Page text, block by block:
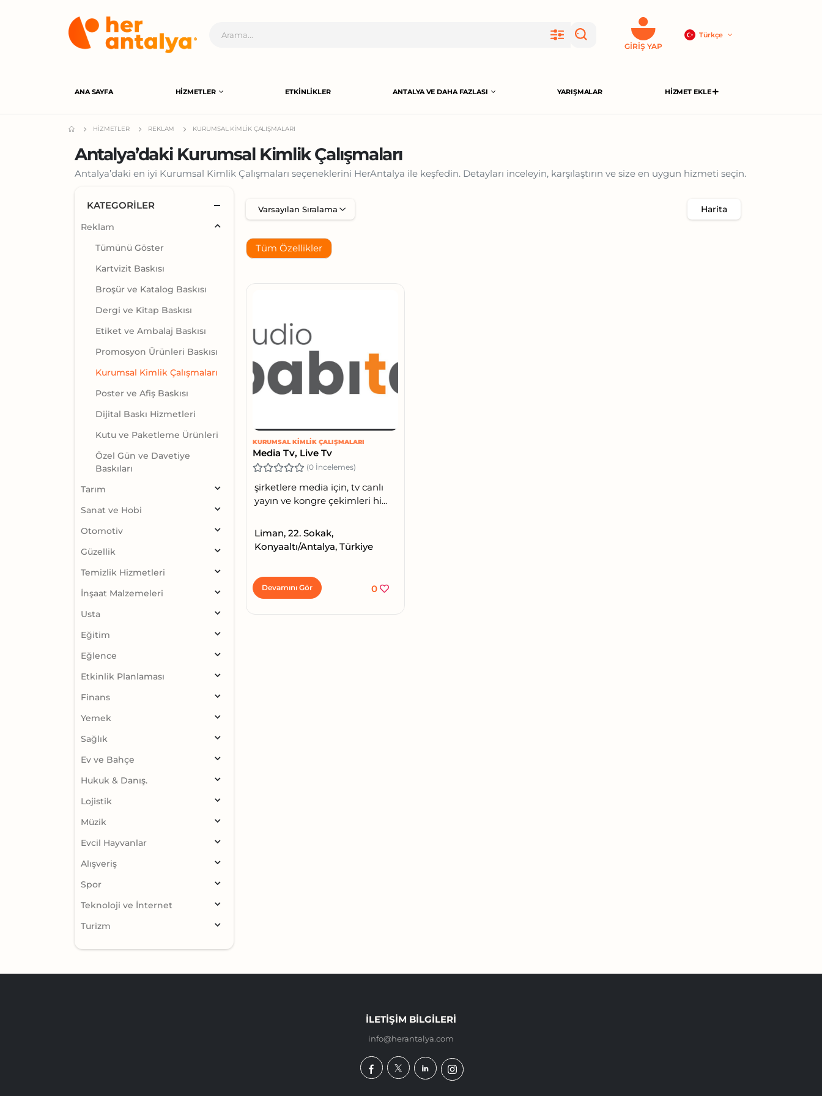
GIRIŞ YAP
Türkçe
ANA SAYFA HIZMETLER ETKINLIKLER ANTALYA VE DAHA FAZLASI YARIŞMALAR HIZMET EKLE
HIZMETLER REKLAM KURUMSAL KIMLIK ÇALIŞMALARI
Antalya’daki Kurumsal Kimlik Çalışmaları
Antalya’daki en iyi Kurumsal Kimlik Çalışmaları seçeneklerini HerAntalya ile keşfedin. Detayları inceleyin, karşılaştırın ve size en uygun hizmeti seçin.
Harita
Tüm Özellikler
KURUMSAL KIMLIK ÇALIŞMALARI
Media Tv, Live Tv
(0 İncelemes)
şirketlere media için, tv canlı
yayın ve kongre çekimleri hi...
Liman, 22. Sokak,
Konyaaltı/Antalya, Türkiye
Devamını Gör 0
KATEGORILER
Reklam
Tümünü Göster
Kartvizit Baskısı
Broşür ve Katalog Baskısı
Dergi ve Kitap Baskısı
Etiket ve Ambalaj Baskısı
Promosyon Ürünleri Baskısı
Kurumsal Kimlik Çalışmaları
Poster ve Afiş Baskısı
Dijital Baskı Hizmetleri
Kutu ve Paketleme Ürünleri
Özel Gün ve Davetiye
Baskıları
Tarım
Sanat ve Hobi
Otomotiv
Güzellik
Temizlik Hizmetleri
İnşaat Malzemeleri
Usta
Eğitim
Eğlence
Etkinlik Planlaması
Finans
Yemek
Sağlık
Ev ve Bahçe
Hukuk & Danış.
Lojistik
Müzik
Evcil Hayvanlar
Alışveriş
Spor
Teknoloji ve İnternet
Turizm
İLETIŞIM BILGILERI
info@herantalya.com